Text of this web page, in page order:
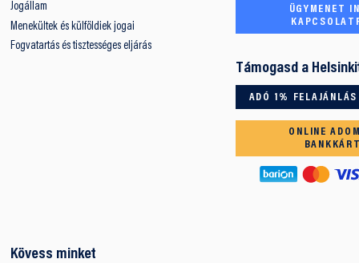
Jogállam
Menekültek és külföldiek jogai
Fogvatartás és tisztességes eljárás
ÜGYMENET
Támogasd a
ADÓ 1% FELAJÁNLÁS
ONLINE
Kövess minket